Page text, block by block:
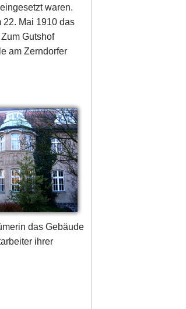
waren.
Mai 1910 das
Gutshof
am Zerndorfer
das Gebäude
ihrer